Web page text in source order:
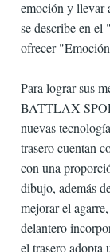
emoción y llevar
se describe en
ofrecer
Para lograr sus
BATTLAX
nuevas
trasero cuentan
con una
dibujo, además
mejorar el
delantero
el trasero adopta